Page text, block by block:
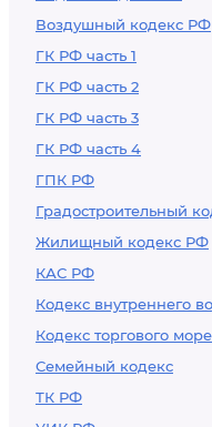
Воздушный кодекс РФ
ГК РФ часть 1
ГК РФ часть 2
ГК РФ часть 3
ГК РФ часть 4
ГПК РФ
Градостроительный
Жилищный кодекс РФ
КАС РФ
Кодекс внутреннего
Кодекс торгового
Семейный кодекс
ТК РФ